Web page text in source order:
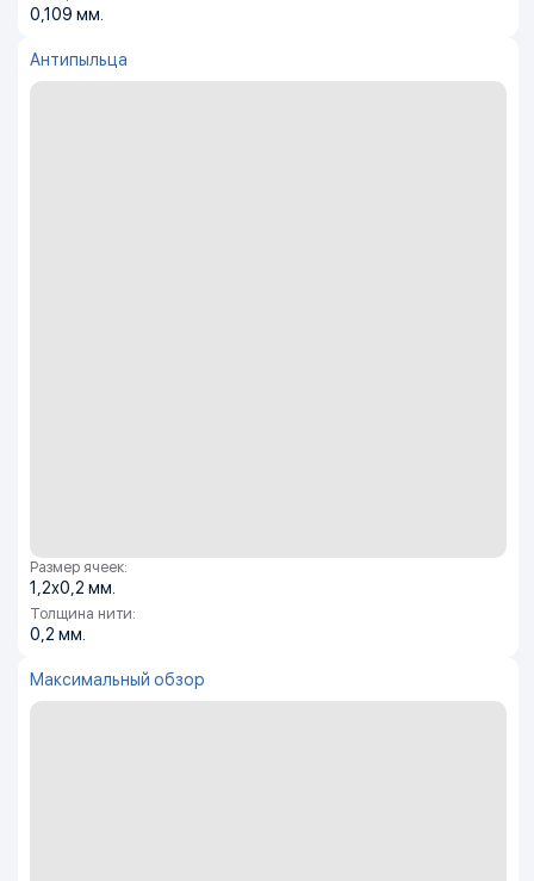
0,109 мм.
Антипыльца
Размер ячеек:
1,2х0,2 мм.
Толщина нити:
0,2 мм.
Максимальный обзор